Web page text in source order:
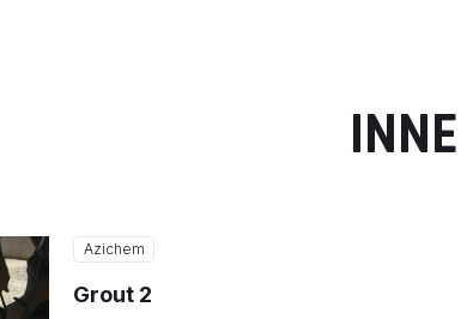
Azichem
Grout 2